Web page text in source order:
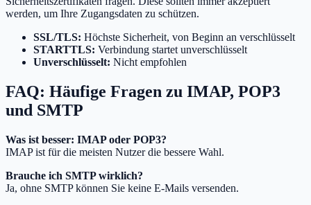
werden, um Ihre Zugangsdaten zu schützen.
SSL/TLS: Höchste Sicherheit, von Beginn an verschlüsselt
STARTTLS: Verbindung startet unverschlüsselt
Unverschlüsselt: Nicht empfohlen
FAQ: Häufige Fragen zu IMAP, POP3
und SMTP
Was ist besser: IMAP oder POP3?
IMAP ist für die meisten Nutzer die bessere Wahl.
Brauche ich SMTP wirklich?
Ja, ohne SMTP können Sie keine E-Mails versenden.